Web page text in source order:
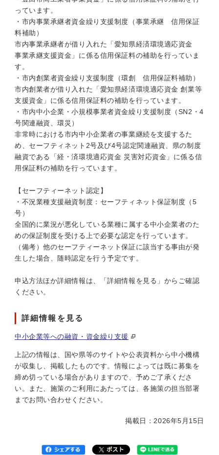
っています。
・市内事業承継者資金繰り支援制度（事業承継 信用保証
料補助）
市内事業承継者が借り入れた「愛知県経済環境適応資金
事業承継支援資金」に係る信用保証料の補助を行っていま
す。
・市内創業者資金繰り支援制度（環創 信用保証料補助）
市内創業者が借り入れた「愛知県経済環境適応資金 創業等
支援資金」に係る信用保証料の補助を行っています。
・市内中小企業・小規模事業者資金繰り支援制度（SN2・4
号関連融資、環災）
非常時における市内中小企業者の事業継続を支援するた
め、セーフティネット2号及び4号認定関連融資、県の制度
融資である「経・済環境適応資金 災害対応資金」に係る信
用保証料の補助を行っています。
【セーフティーネット認定】
・不況業種支援融資制度：セーフティネット保証制度（5
号）
全国的に業況が悪化している業種に属する中小企業者のた
めの保証制度を受ける上で必要な認定を行っています。
（備考）他のセーフティーネット保証に該当する事由が発
生した場合、随時認定を行う予定です。
申込方法ほか詳細情報は、「詳細情報を見る」からご確認
ください。
詳細情報を見る
中小企業等への融資・資金繰り支援
上記の情報は、国や県等のサイトや公表資料から中小機構
が収集し、掲載したものです。情報によっては既に募集を
締め切っている場合がありますので、予めご了承くださ
い。また、施策のご利用にあたっては、各施策の担当部署
までお問い合わせください。
掲載日：2026年5月15日